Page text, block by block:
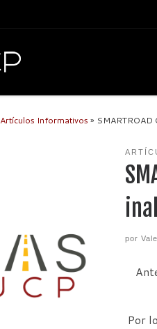
Artículos Informativos »
por
Por